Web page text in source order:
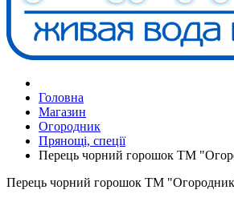
Головна
Магазин
Огородник
Прянощі, спеції
Перець чорний горошок ТМ
Перець чорний горошок ТМ